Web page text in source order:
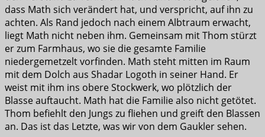
dass Math sich verändert hat, und verspricht, auf ihn zu
achten. Als Rand jedoch nach einem Albtraum erwacht,
liegt Math nicht neben ihm. Gemeinsam mit Thom stürzt
er zum Farmhaus, wo sie die gesamte Familie
niedergemetzelt vorfinden. Math steht mitten im Raum
mit dem Dolch aus Shadar Logoth in seiner Hand. Er
weist mit ihm ins obere Stockwerk, wo plötzlich der
Blasse auftaucht. Math hat die Familie also nicht getötet.
Thom befiehlt den Jungs zu fliehen und greift den Blassen
an. Das ist das Letzte, was wir von dem Gaukler sehen.